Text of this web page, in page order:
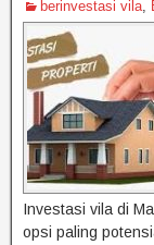
berinvestasi vila,
Investasi vila di
opsi paling